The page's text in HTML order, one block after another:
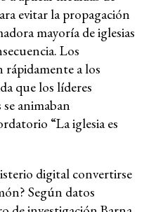
evitar la propagación
mayoría de iglesias
Los
rápidamente a los
que los líderes
animaban
“La iglesia es
digital convertirse
Según datos